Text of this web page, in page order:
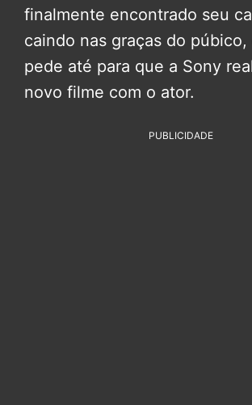
finalmente encontrado seu
caindo nas graças do púbico,
pede até para que a Sony
novo filme com o ator.
PUBLICIDADE